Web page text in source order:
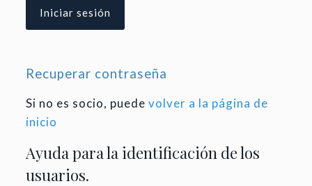
Recuperar contraseña
Si no es socio, puede volver a la página de
inicio
Ayuda para la identificación de los
usuarios.